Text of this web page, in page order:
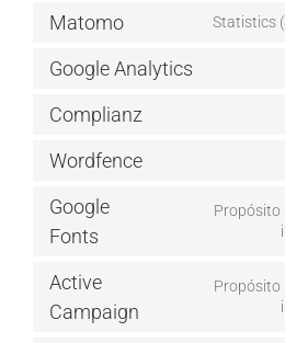
Matomo Statistics
Google Analytics
Complianz
Wordfence
Google
Fonts
Propósito
Active
Campaign
Propósito